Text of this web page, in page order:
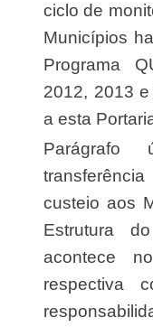
ciclo de
Municípios
Programa
2012, 2013
a esta
Parágrafo único. A efetivação da
custeio aos
Estrutura
acontece
respectiva